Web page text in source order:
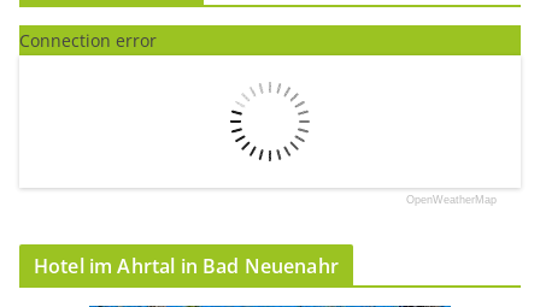
Connection error
OpenWeatherMap
Hotel im Ahrtal in Bad Neuenahr